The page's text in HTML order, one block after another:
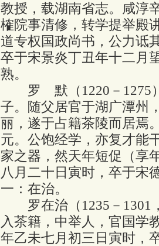
教授，载湖南省志。咸淳
榷院事清修，转学提举殿
道专权国政尚书，公力诋
卒于宋景炎丁丑年十二月
熟。
罗 默（1220－1275）
子。随父居官于湖广潭州
丽，遂于占籍茶陵而居焉
元。公饱经学，亦复才能
家之器，然天年短促（享
八月二十日寅时，卒于宋
一：在治。
罗在治（1235－1301
入茶籍，中举人，官国学
年乙未七月初三日寅时，